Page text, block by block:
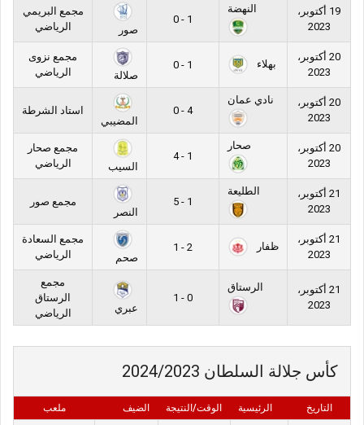
19 أكتوبر،
2023
النهضة
1 - 0
صور
مجمع البريمي
الرياضي
20 أكتوبر،
2023
بهلاء
1 - 0
صلالة
مجمع نزوى
الرياضي
20 أكتوبر،
2023
نادي عمان
4 - 0
المضيبي
استاد الشرطة
20 أكتوبر،
2023
صحار
1 - 4
السيب
مجمع صحار
الرياضي
21 أكتوبر،
2023
الطليعة
1 - 5
النصر
مجمع صور
21 أكتوبر،
2023
ظفار
2 - 1
صحم
مجمع السعادة
الرياضي
21 أكتوبر،
2023
الرستاق
0 - 1
عبري
مجمع
الرستاق
الرياضي
كأس جلالة السلطان 2024/2023
التاريخ الرئيسية الوقت/النتيجة الضيف ملعب